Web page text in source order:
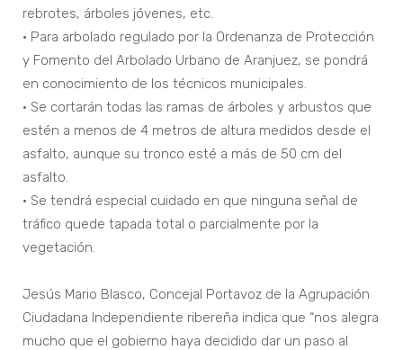
rebrotes, árboles jóvenes, etc.
• Para arbolado regulado por la Ordenanza de Protección
y Fomento del Arbolado Urbano de Aranjuez, se pondrá
en conocimiento de los técnicos municipales.
• Se cortarán todas las ramas de árboles y arbustos que
estén a menos de 4 metros de altura medidos desde el
asfalto, aunque su tronco esté a más de 50 cm del
asfalto.
• Se tendrá especial cuidado en que ninguna señal de
tráfico quede tapada total o parcialmente por la
vegetación.
Jesús Mario Blasco, Concejal Portavoz de la Agrupación
Ciudadana Independiente ribereña indica que “nos alegra
mucho que el gobierno haya decidido dar un paso al